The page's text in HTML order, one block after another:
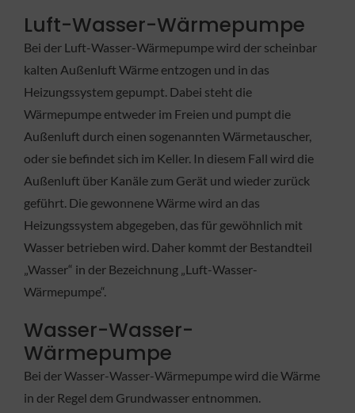
Luft-Wasser-Wärmepumpe
Bei der Luft-Wasser-Wärmepumpe wird der scheinbar
kalten Außenluft Wärme entzogen und in das
Heizungssystem gepumpt. Dabei steht die
Wärmepumpe entweder im Freien und pumpt die
Außenluft durch einen sogenannten Wärmetauscher,
oder sie befindet sich im Keller. In diesem Fall wird die
Außenluft über Kanäle zum Gerät und wieder zurück
geführt. Die gewonnene Wärme wird an das
Heizungssystem abgegeben, das für gewöhnlich mit
Wasser betrieben wird. Daher kommt der Bestandteil
„Wasser“ in der Bezeichnung „Luft-Wasser-
Wärmepumpe“.
Wasser-Wasser-
Wärmepumpe
Bei der Wasser-Wasser-Wärmepumpe wird die Wärme
in der Regel dem Grundwasser entnommen.